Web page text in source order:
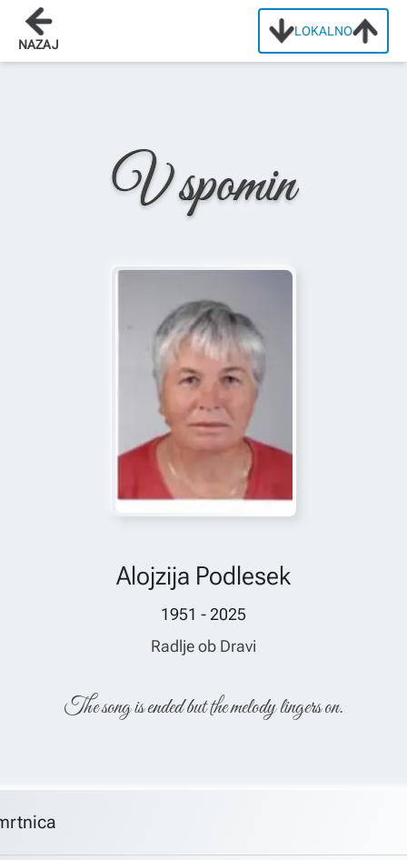
LOKALNO
NAZAJ
Domov
V spomin
Alojzija Podlesek
1951 - 2025
Radlje ob Dravi
The song is ended but the melody lingers on.